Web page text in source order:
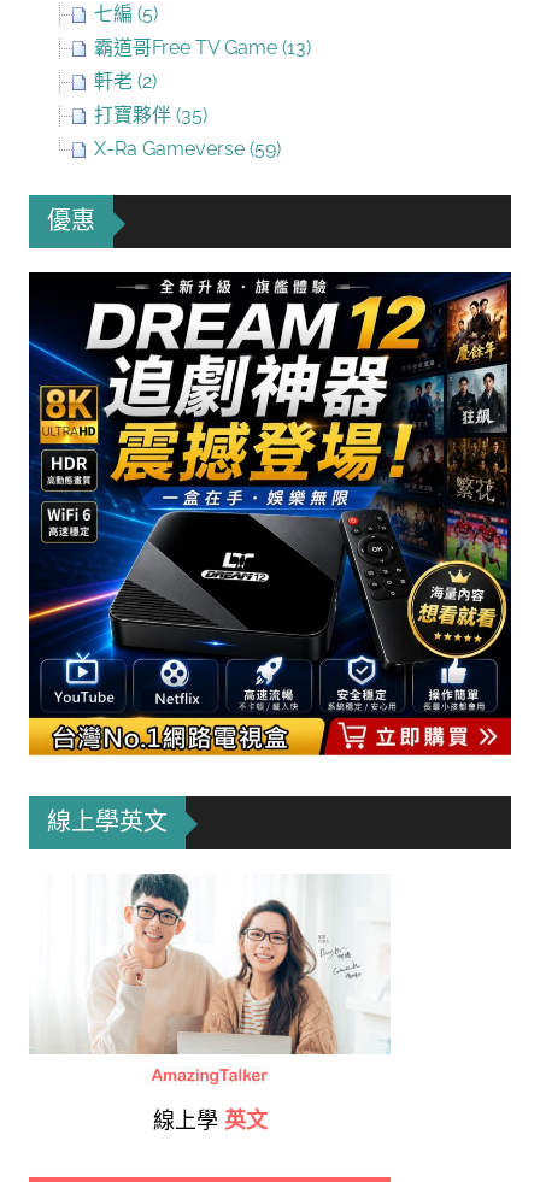
七編 (5)
霸道哥Free TV Game (13)
軒老 (2)
打寶夥伴 (35)
X-Ra Gameverse (59)
優惠
線上學英文
線上學 英文